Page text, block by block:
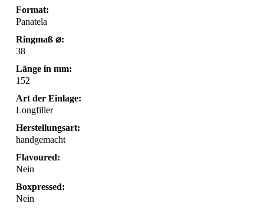
Format:
Panatela
Ringmaß ⌀:
38
Länge in mm:
152
Art der Einlage:
Longfiller
Herstellungsart:
handgemacht
Flavoured:
Nein
Boxpressed:
Nein